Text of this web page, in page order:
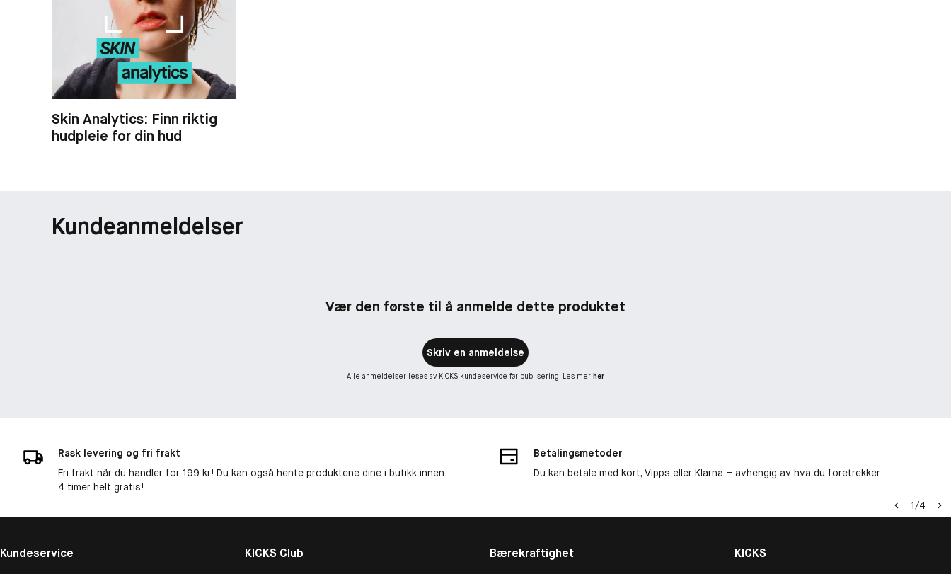
Skin Analytics: Finn riktig
hudpleie for din hud
Kundeanmeldelser
Vær den første til å anmelde dette produktet
Skriv en anmeldelse
Alle anmeldelser leses av KICKS kundeservice før publisering. Les mer her
Rask levering og fri frakt
Fri frakt når du handler for 199 kr! Du kan også hente produktene dine i butikk innen
4 timer helt gratis!
Betalingsmetoder
Du kan betale med kort, Vipps eller Klarna – avhengig av hva du foretrekker
1/4
Kundeservice KICKS Club Bærekraftighet KICKS